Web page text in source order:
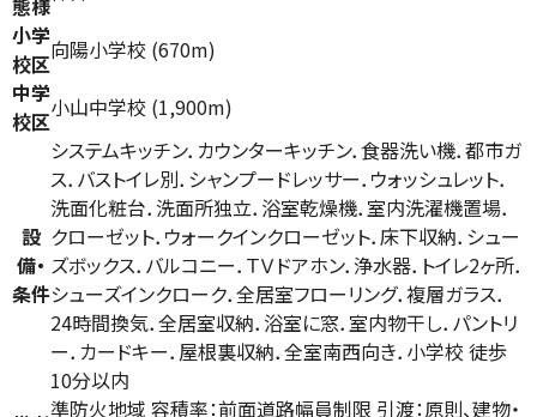
態様
小学
校区向陽小学校 (670m)
中学
校区小山中学校 (1,900m)
設
備・
条件
システムキッチン．カウンターキッチン．食器洗い機．都市ガ
ス．バストイレ別．シャンプードレッサー．ウォッシュレット．
洗面化粧台．洗面所独立．浴室乾燥機．室内洗濯機置場．
クローゼット．ウォークインクローゼット．床下収納．シュー
ズボックス．バルコニー．ＴＶドアホン．浄水器．トイレ2ヶ所．
シューズインクローク．全居室フローリング．複層ガラス．
24時間換気．全居室収納．浴室に窓．室内物干し．パントリ
ー．カードキー．屋根裏収納．全室南西向き．小学校 徒歩
10分以内
準防火地域 容積率：前面道路幅員制限 引渡：原則、建物・